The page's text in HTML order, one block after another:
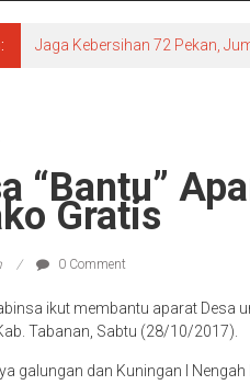
Jaga Kebersihan 72 Pekan,
“Bantu”
Gratis
0 Comment
ikut membantu aparat Desa
Tabanan, Sabtu (28/10/2017).
galungan dan Kuningan I